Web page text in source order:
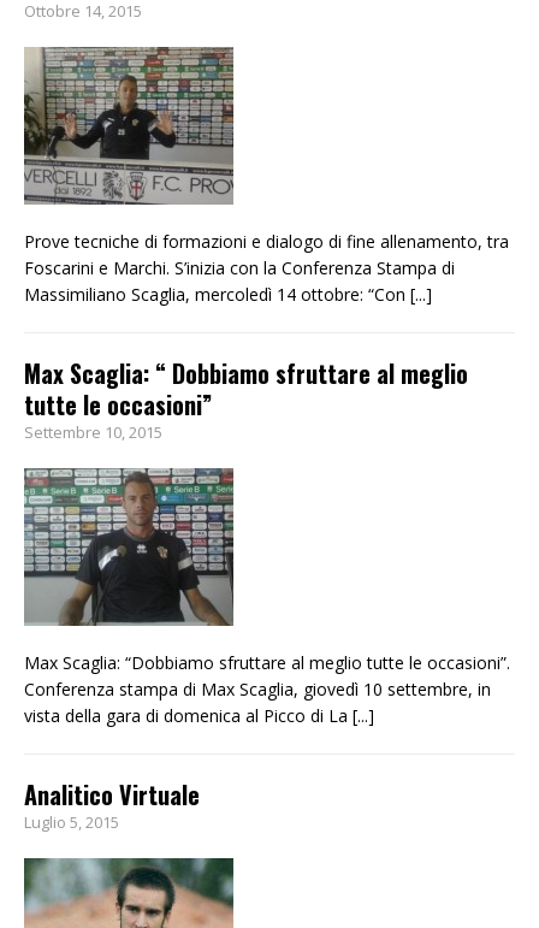
Ottobre 14, 2015
Prove tecniche di formazioni e dialogo di fine allenamento, tra
Foscarini e Marchi. S’inizia con la Conferenza Stampa di
Massimiliano Scaglia, mercoledì 14 ottobre: “Con [...]
Max Scaglia: “ Dobbiamo sfruttare al meglio
tutte le occasioni”
Settembre 10, 2015
Max Scaglia: “Dobbiamo sfruttare al meglio tutte le occasioni”.
Conferenza stampa di Max Scaglia, giovedì 10 settembre, in
vista della gara di domenica al Picco di La [...]
Analitico Virtuale
Luglio 5, 2015